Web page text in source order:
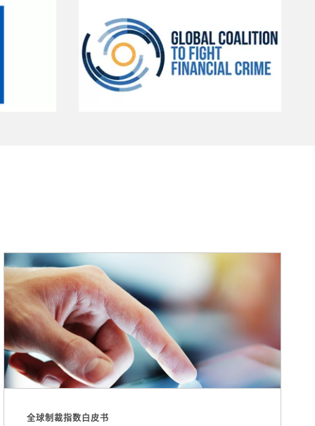
全球制裁指数白皮书